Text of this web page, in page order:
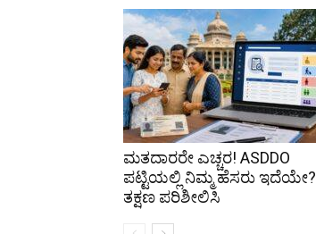
ಮತದಾರರೇ ಎಚ್ಚರ! ASDDO
ಪಟ್ಟಿಯಲ್ಲಿ ನಿಮ್ಮ ಹೆಸರು ಇದೆಯೇ?
ತಕ್ಷಣ ಪರಿಶೀಲಿಸಿ